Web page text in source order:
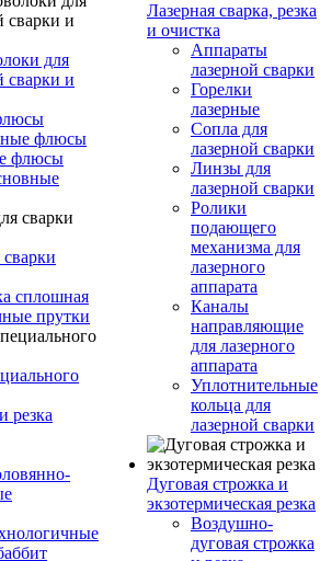
для
сварки и
флюсы
флюсы
сплошная
прутки
резка
Лазерная сварка, резка
и очистка
Аппараты
лазерной сварки
Горелки
лазерные
Сопла для
лазерной сварки
Линзы для
лазерной сварки
Ролики
подающего
механизма для
лазерного
аппарата
Каналы
направляющие
для лазерного
аппарата
Уплотнительные
кольца для
лазерной сварки
Дуговая строжка и
экзотермическая резка
Воздушно-
дуговая строжка